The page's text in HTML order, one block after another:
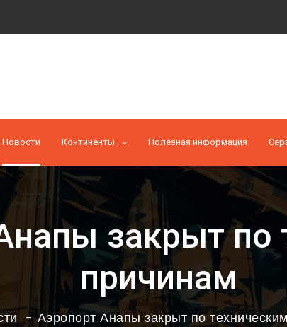
Новости Континенты Полезная информация
закрыт по
причинам
Аэропорт Анапы закрыт по